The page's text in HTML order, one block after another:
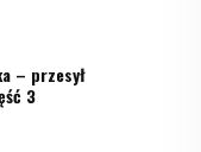
– przesył
3